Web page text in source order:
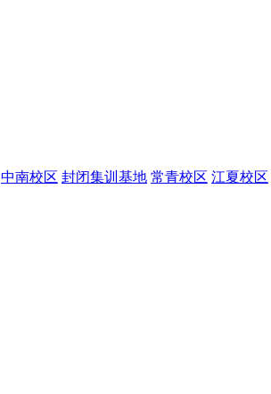
中南校区 封闭集训基地 常青校区 江夏校区